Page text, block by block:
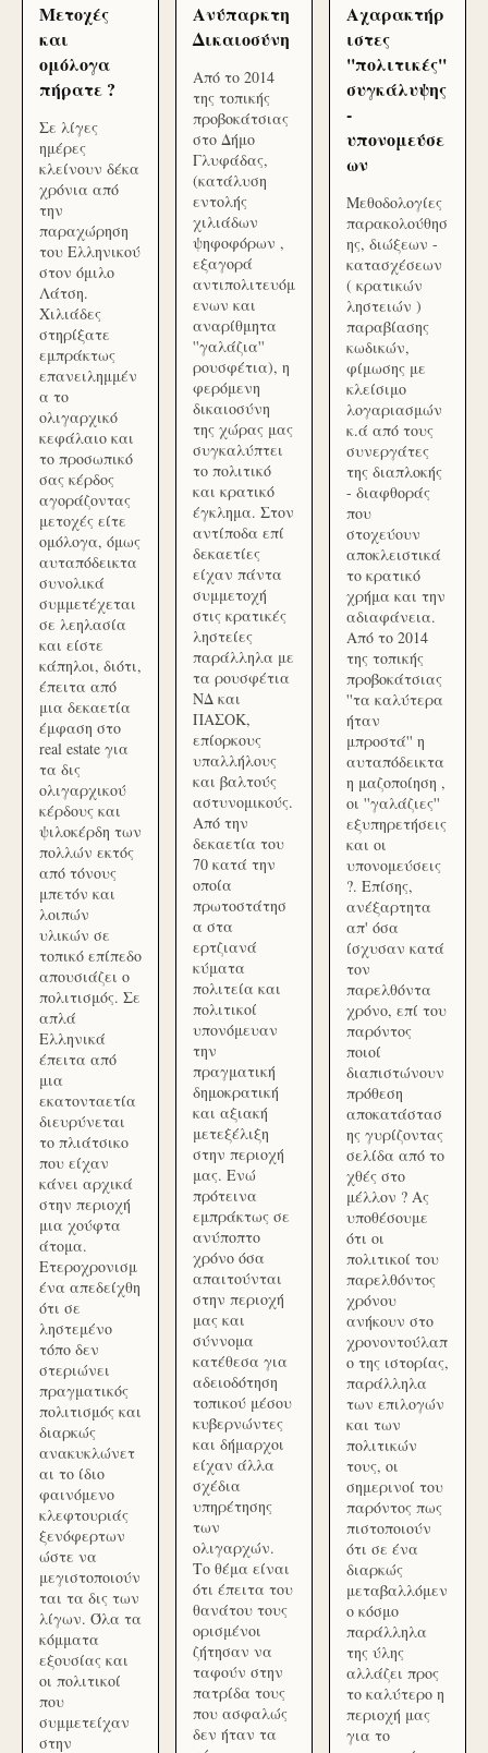
Μετοχές
και
ομόλογα
πήρατε ?
Σε λίγες
ημέρες
κλείνουν δέκα
χρόνια από
την
παραχώρηση
του Ελληνικού
στον όμιλο
Λάτση.
Χιλιάδες
στηρίξατε
εμπράκτως
επανειλημμέν
α το
ολιγαρχικό
κεφάλαιο και
το προσωπικό
σας κέρδος
αγοράζοντας
μετοχές είτε
ομόλογα, όμως
αυταπόδεικτα
συνολικά
συμμετέχεται
σε λεηλασία
και είστε
κάπηλοι, διότι,
έπειτα από
μια δεκαετία
έμφαση στο
real estate για
τα δις
ολιγαρχικού
κέρδους και
ψιλοκέρδη των
πολλών εκτός
από τόνους
μπετόν και
λοιπών
υλικών σε
τοπικό επίπεδο
απουσιάζει ο
πολιτισμός. Σε
απλά
Ελληνικά
έπειτα από
μια
εκατονταετία
διευρύνεται
το πλιάτσικο
που είχαν
κάνει αρχικά
στην περιοχή
μια χούφτα
άτομα.
Ετεροχρονισμ
ένα απεδείχθη
ότι σε
ληστεμένο
τόπο δεν
στεριώνει
πραγματικός
πολιτισμός και
διαρκώς
ανακυκλώνετ
αι το ίδιο
φαινόμενο
κλεφτουριάς
ξενόφερτων
ώστε να
μεγιστοποιούν
ται τα δις των
λίγων. Όλα τα
κόμματα
εξουσίας και
οι πολιτικοί
που
συμμετείχαν
στην
Ανύπαρκτη
Δικαιοσύνη
Από το 2014
της τοπικής
προβοκάτσιας
στο Δήμο
Γλυφάδας,
(κατάλυση
εντολής
χιλιάδων
ψηφοφόρων ,
εξαγορά
αντιπολιτευόμ
ενων και
αναρίθμητα
''γαλάζια''
ρουσφέτια), η
φερόμενη
δικαιοσύνη
της χώρας μας
συγκαλύπτει
το πολιτικό
και κρατικό
έγκλημα. Στον
αντίποδα επί
δεκαετίες
είχαν πάντα
συμμετοχή
στις κρατικές
ληστείες
παράλληλα με
τα ρουσφέτια
ΝΔ και
ΠΑΣΟΚ,
επίορκους
υπαλλήλους
και βαλτούς
αστυνομικούς.
Από την
δεκαετία του
70 κατά την
οποία
πρωτοστάτησ
α στα
ερτζιανά
κύματα
πολιτεία και
πολιτικοί
υπονόμευαν
την
πραγματική
δημοκρατική
και αξιακή
μετεξέλιξη
στην περιοχή
μας. Ενώ
πρότεινα
εμπράκτως σε
ανύποπτο
χρόνο όσα
απαιτούνται
στην περιοχή
μας και
σύννομα
κατέθεσα για
αδειοδότηση
τοπικού μέσου
κυβερνώντες
και δήμαρχοι
είχαν άλλα
σχέδια
υπηρέτησης
των
ολιγαρχών.
Το θέμα είναι
ότι έπειτα του
θανάτου τους
ορισμένοι
ζήτησαν να
ταφούν στην
πατρίδα τους
που ασφαλώς
δεν ήταν τα
Αχαρακτήρ
ιστες
''πολιτικές''
συγκάλυψης
-
υπονομεύσε
ων
Μεθοδολογίες
παρακολούθησ
ης, διώξεων -
κατασχέσεων
( κρατικών
ληστειών )
παραβίασης
κωδικών,
φίμωσης με
κλείσιμο
λογαριασμών
κ.ά από τους
συνεργάτες
της διαπλοκής
- διαφθοράς
που
στοχεύουν
αποκλειστικά
το κρατικό
χρήμα και την
αδιαφάνεια.
Από το 2014
της τοπικής
προβοκάτσιας
''τα καλύτερα
ήταν
μπροστά'' η
αυταπόδεικτα
η μαζοποίηση ,
οι ''γαλάζιες''
εξυπηρετήσεις
και οι
υπονομεύσεις
?. Επίσης,
ανέξαρτητα
απ' όσα
ίσχυσαν κατά
τον
παρελθόντα
χρόνο, επί του
παρόντος
ποιοί
διαπιστώνουν
πρόθεση
αποκατάστασ
ης γυρίζοντας
σελίδα από το
χθές στο
μέλλον ? Ας
υποθέσουμε
ότι οι
πολιτικοί του
παρελθόντος
χρόνου
ανήκουν στο
χρονοντούλαπ
ο της ιστορίας,
παράλληλα
των επιλογών
και των
πολιτικών
τους, οι
σημερινοί του
παρόντος πως
πιστοποιούν
ότι σε ένα
διαρκώς
μεταβαλλόμεν
ο κόσμο
παράλληλα
της ύλης
αλλάζει προς
το καλύτερο η
περιοχή μας
για το